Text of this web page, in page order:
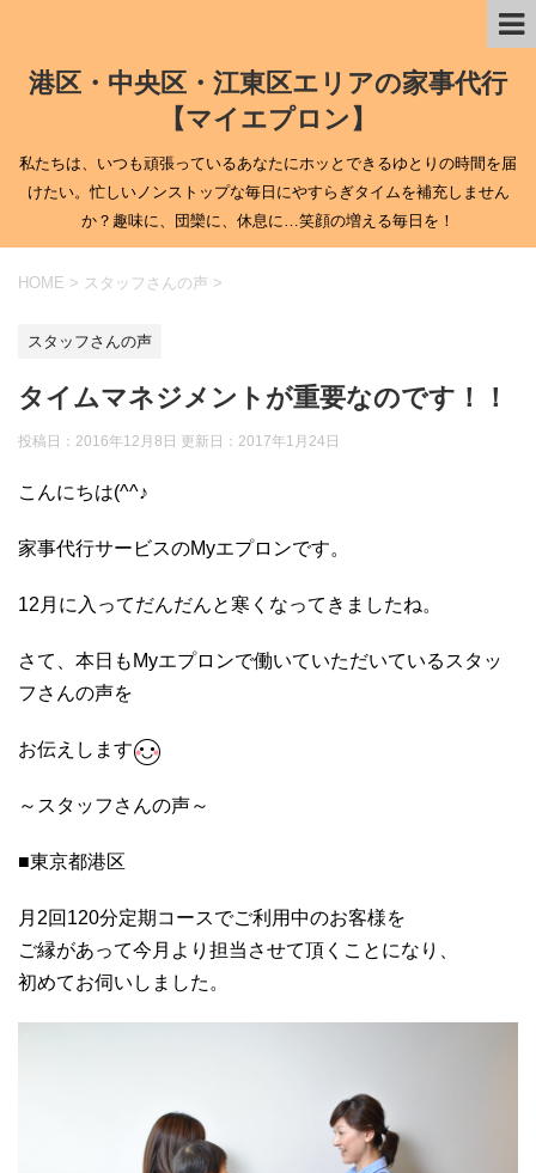
港区・中央区・江東区エリアの家事代行
【マイエプロン】
私たちは、いつも頑張っているあなたにホッとできるゆとりの時間を届
けたい。忙しいノンストップな毎日にやすらぎタイムを補充しません
か？趣味に、団欒に、休息に…笑顔の増える毎日を！
HOME > スタッフさんの声 >
スタッフさんの声
タイムマネジメントが重要なのです！！
投稿日：2016年12月8日 更新日： 2017年1月24日
こんにちは(^^♪
家事代行サービスのMyエプロンです。
12月に入ってだんだんと寒くなってきましたね。
さて、本日もMyエプロンで働いていただいているスタッ
フさんの声を
お伝えします
～スタッフさんの声～
■東京都港区
月2回120分定期コースでご利用中のお客様を
ご縁があって今月より担当させて頂くことになり、
初めてお伺いしました。